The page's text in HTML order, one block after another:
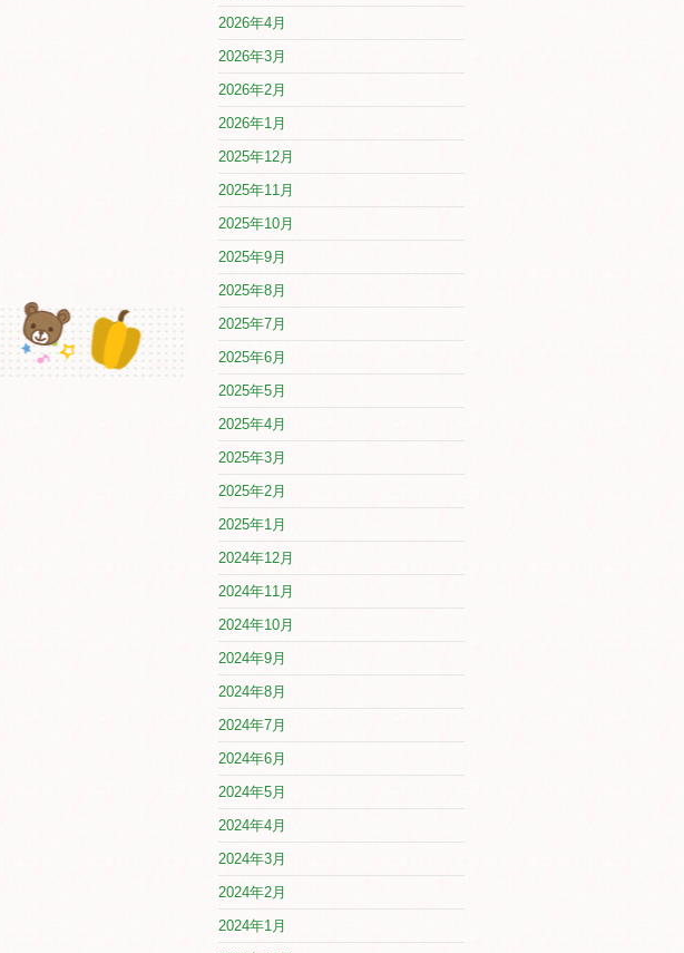
2026年4月
2026年3月
2026年2月
2026年1月
2025年12月
2025年11月
2025年10月
2025年9月
2025年8月
2025年7月
2025年6月
2025年5月
2025年4月
2025年3月
2025年2月
2025年1月
2024年12月
2024年11月
2024年10月
2024年9月
2024年8月
2024年7月
2024年6月
2024年5月
2024年4月
2024年3月
2024年2月
2024年1月